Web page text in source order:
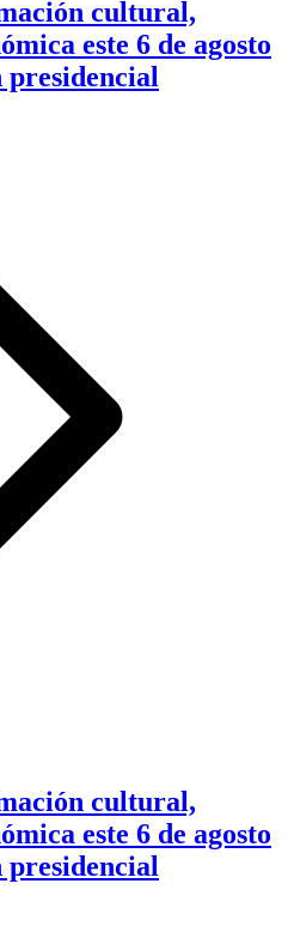
cultural,
este 6 de agosto
presidencial
cultural,
este 6 de agosto
presidencial